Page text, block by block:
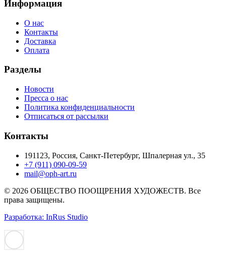
Информация
О нас
Контакты
Доставка
Оплата
Разделы
Новости
Пресса о нас
Политика конфиденциальности
Отписаться от рассылки
Контакты
191123, Россия, Санкт-Петербург, Шпалерная ул., 35
+7 (911) 090-09-59
mail@oph-art.ru
© 2026 ОБЩЕСТВО ПООЩРЕНИЯ ХУДОЖЕСТВ. Все
права защищены.
Разработка: InRus Studio